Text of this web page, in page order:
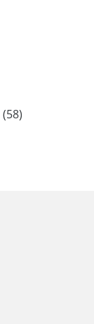
(58)